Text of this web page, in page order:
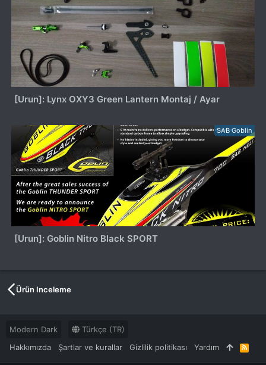
[Urun]: Lynx OXY3 Green Lantern Montaj / Ayar
SAB Goblin
[Urun]: Goblin Nitro Black SPORT
Ürün Inceleme
Modern Dark
Türkçe (TR)
Hakkımızda
Şartlar ve kurallar Gizlilik politikası Yardım
R
S
S